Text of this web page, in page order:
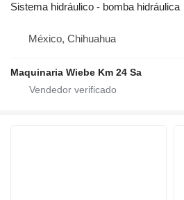
Sistema hidráulico - bomba hidráulica
México, Chihuahua
Maquinaria Wiebe Km 24 Sa